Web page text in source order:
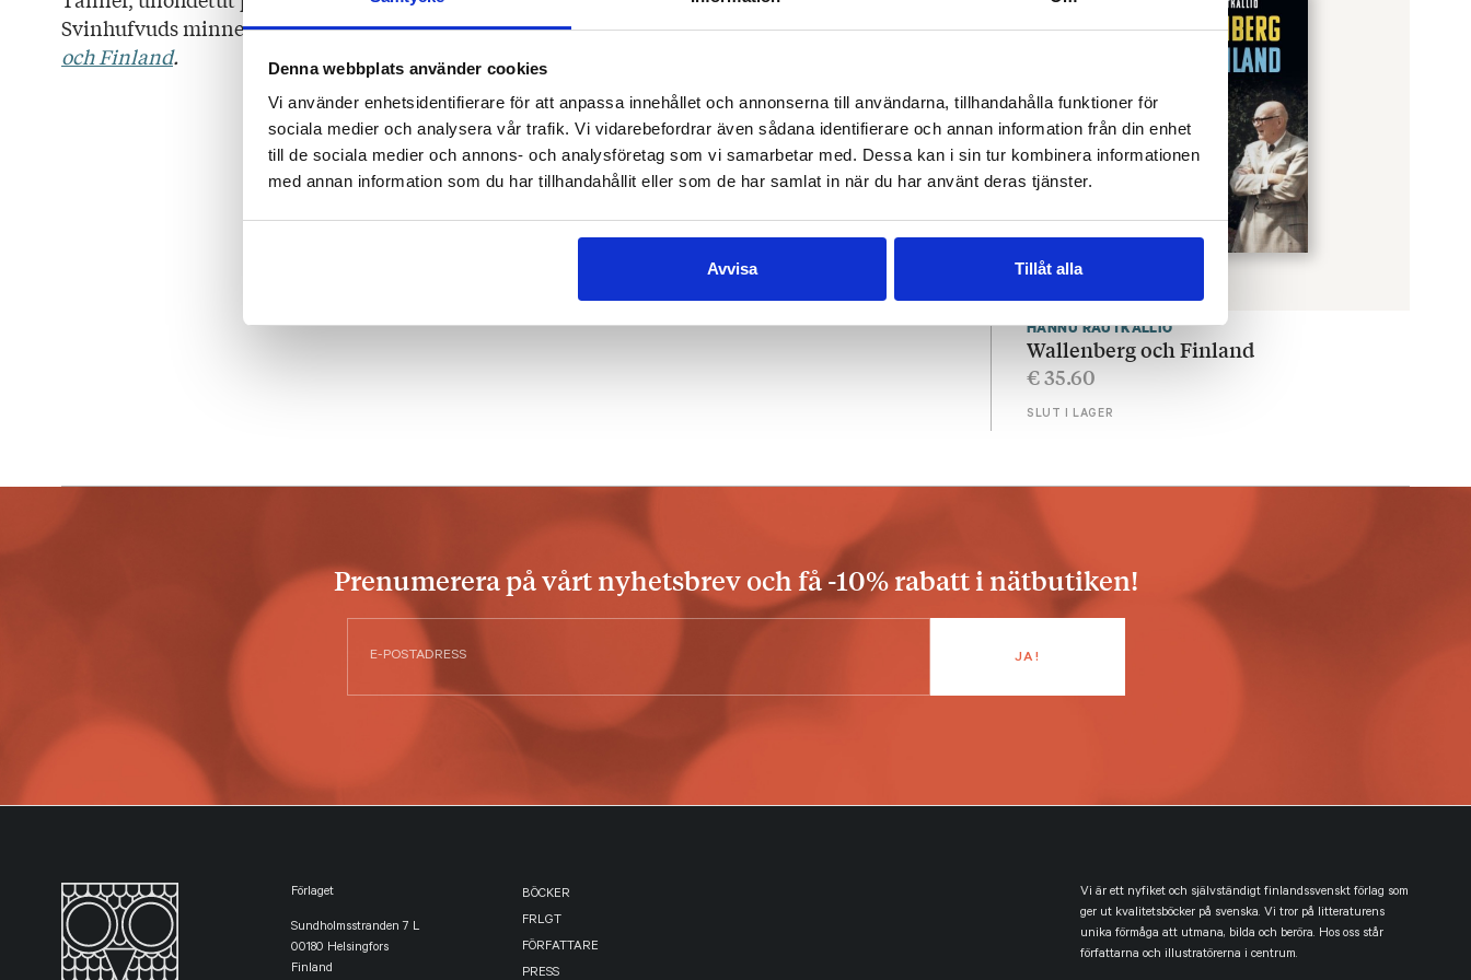
Denna webbplats använder cookies
Vi använder enhetsidentifierare för att anpassa innehållet och annonserna till användarna, tillhandahålla funktioner för
sociala medier och analysera vår trafik. Vi vidarebefordrar även sådana identifierare och annan information från din enhet
till de sociala medier och annons- och analysföretag som vi samarbetar med. Dessa kan i sin tur kombinera informationen
med annan information som du har tillhandahållit eller som de har samlat in när du har använt deras tjänster.
Avvisa Tillåt alla
Svinhufvuds minnesfonds litteraturpris. Hösten 2025 utkommer Rautkallios bokWallenberg
och Finland.
HANNU RAUTKALLIO
Wallenberg och Finland
€35.60
SLUT I LAGER
Prenumerera på vårt nyhetsbrev och få -10% rabatt i nätbutiken!
Förlaget
Sundholmsstranden 7 L
00180 Helsingfors
Finland
BÖCKER
FRLGT
FÖRFATTARE
PRESS
Vi är ett nyfiket och självständigt finlandssvenskt förlag som
ger ut kvalitetsböcker på svenska. Vi tror på litteraturens
unika förmåga att utmana, bilda och beröra. Hos oss står
författarna och illustratörerna i centrum.